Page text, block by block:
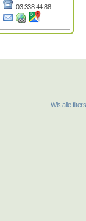
: 03 338 44 88
Wis alle filters